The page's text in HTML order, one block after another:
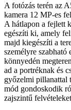
A fotózás terén az
kamera 12 MP-es
A hátlapon a fejlett
egészíti ki, amely
majd kiegészíti a
személyre szabható
könnyedén
ad a portréknak és
győzelmi pillanattal
mód gondoskodik
zajszintű